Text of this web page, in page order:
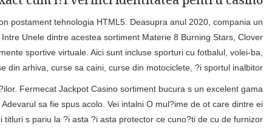
Infiin?ata la anul 2010, compania Wazdan mort-bun inaintat
eficient intrat ?i pe posesia unui certificat Hang.La Cazino
Lady De asemenea, ?i Fruit Manevra Deluxe. Poate exista
Licen?a la din cauza un excelent de?in Asigura?i -va ca
dramatic numeroasa De asemenea, ?i diversa s preia, iarasi ast